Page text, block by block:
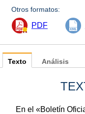
Otros formatos:
PDF
Texto
En el «Boletín
Análisis